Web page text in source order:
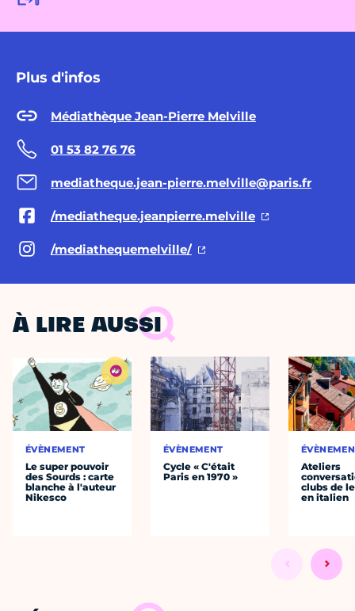
Plus d'infos
Médiathèque Jean-Pierre Melville
01 53 82 76 76
mediatheque.jean-pierre.melville@paris.fr
/mediatheque.jeanpierre.melville
/mediathequemelville/
À LIRE AUSSI
ÉVÈNEMENT
Le super pouvoir
des Sourds : carte
blanche à l'auteur
Nikesco
ÉVÈNEMENT
Cycle « C'était
Paris en 1970 »
Ateliers
clubs de
en italien